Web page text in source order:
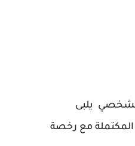
يلبى
المكتملة مع رخصة